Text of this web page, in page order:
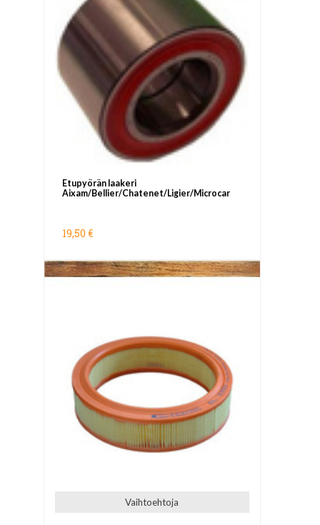
Etupyörän laakeri
Aixam/Bellier/Chatenet/Ligier/Microcar
19,50 €
Vaihtoehtoja